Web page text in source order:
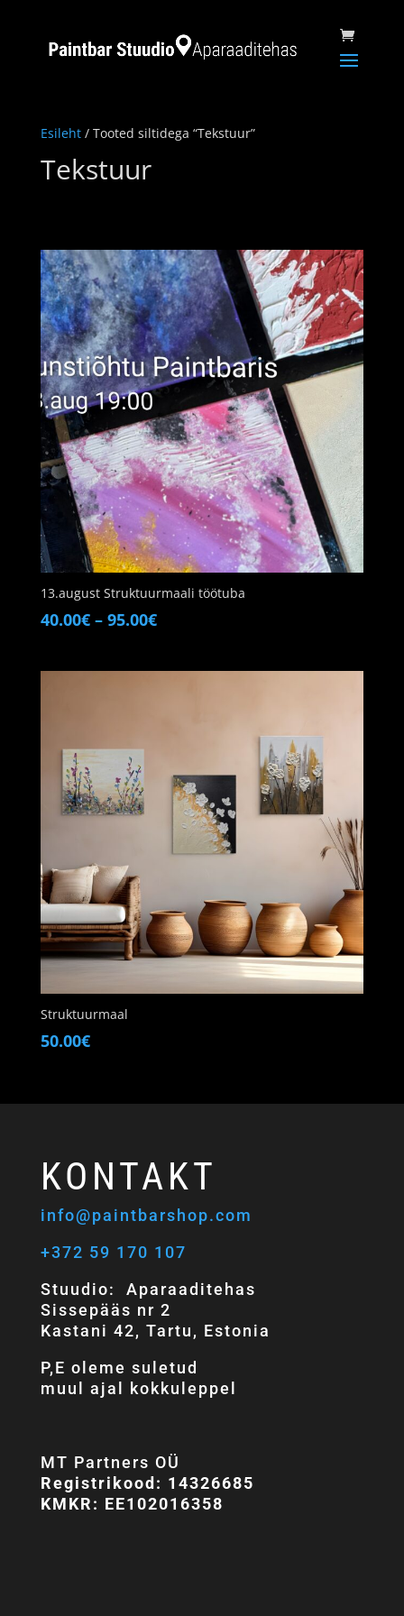
Esileht/ Tooted siltidega “Tekstuur”
Tekstuur
13.august Struktuurmaali töötuba
40.00€ – 95.00€Price
40.00€
Struktuurmaal
50.00€
KONTAKT
info@paintbarshop.com
+372 59 170 107
Stuudio: Aparaaditehas
Sissepääs nr 2
Kastani 42, Tartu, Estonia
P,E oleme suletud
muul ajal kokkuleppel
MT Partners OÜ
Registrikood: 14326685
KMKR: EE102016358